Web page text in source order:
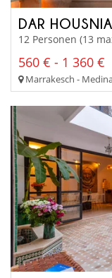
DAR HOUSNIA
12 Personen (13
560 € - 1 360 €
Marrakesch -